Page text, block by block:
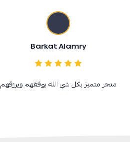
Barkat Alamry
متجر متميز بكل شي الله يوفقهم ويرزقهم